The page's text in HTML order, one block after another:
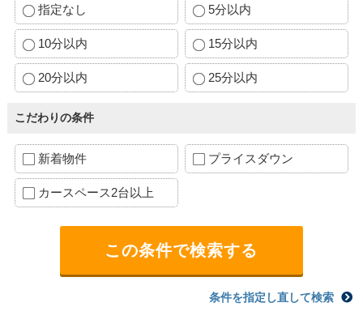
指定なし 5分以内
10分以内 15分以内
20分以内 25分以内
こだわりの条件
新着物件 プライスダウン
カースペース2台以上
条件を指定し直して検索